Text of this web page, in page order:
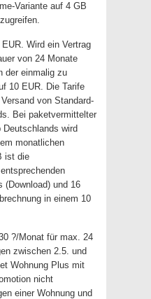
Variante auf 4 GB
Wird ein Vertrag
von 24 Monate
der einmalig zu
10 EUR. Die Tarife
von Standard-
Bei paketvermittelter
Deutschlands wird
monatlichen
ist die
(Download) und 16
in einem 10
?/Monat für max. 24
zwischen 2.5. und
Wohnung Plus mit
nicht
einer Wohnung und